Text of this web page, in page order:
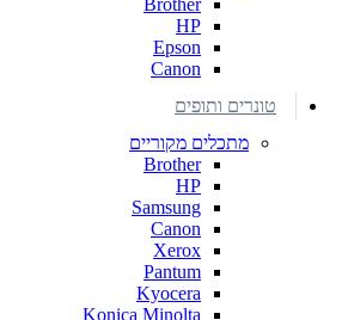
HP
Epson
Canon
טונרים ותופים
מתכלים מקוריים
Brother
HP
Samsung
Canon
Xerox
Pantum
Kyocera
Konica Minolta